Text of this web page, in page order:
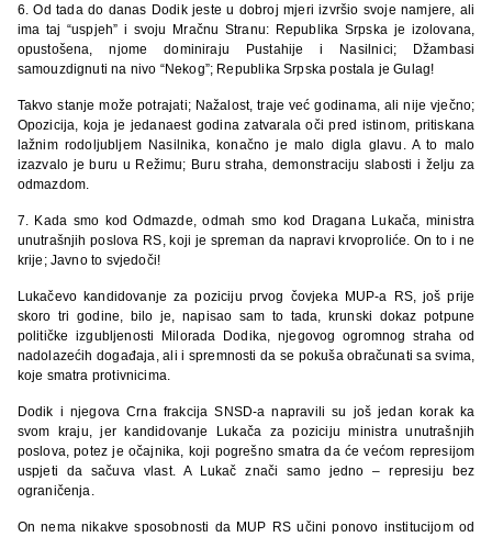
6. Od tada do danas Dodik jeste u dobroj mjeri izvršio svoje namjere, ali
ima taj “uspjeh” i svoju Mračnu Stranu: Republika Srpska je izolovana,
opustošena, njome dominiraju Pustahije i Nasilnici; Džambasi
samouzdignuti na nivo “Nekog”; Republika Srpska postala je Gulag!
Takvo stanje može potrajati; Nažalost, traje već godinama, ali nije vječno;
Opozicija, koja je jedanaest godina zatvarala oči pred istinom, pritiskana
lažnim rodoljubljem Nasilnika, konačno je malo digla glavu. A to malo
izazvalo je buru u Režimu; Buru straha, demonstraciju slabosti i želju za
odmazdom.
7. Kada smo kod Odmazde, odmah smo kod Dragana Lukača, ministra
unutrašnjih poslova RS, koji je spreman da napravi krvoproliće. On to i ne
krije; Javno to svjedoči!
Lukačevo kandidovanje za poziciju prvog čovjeka MUP-a RS, još prije
skoro tri godine, bilo je, napisao sam to tada, krunski dokaz potpune
političke izgubljenosti Milorada Dodika, njegovog ogromnog straha od
nadolazećih događaja, ali i spremnosti da se pokuša obračunati sa svima,
koje smatra protivnicima.
Dodik i njegova Crna frakcija SNSD-a napravili su još jedan korak ka
svom kraju, jer kandidovanje Lukača za poziciju ministra unutrašnjih
poslova, potez je očajnika, koji pogrešno smatra da će većom represijom
uspjeti da sačuva vlast. A Lukač znači samo jedno – represiju bez
ograničenja.
On nema nikakve sposobnosti da MUP RS učini ponovo institucijom od